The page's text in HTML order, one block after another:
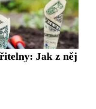
Jak z něj